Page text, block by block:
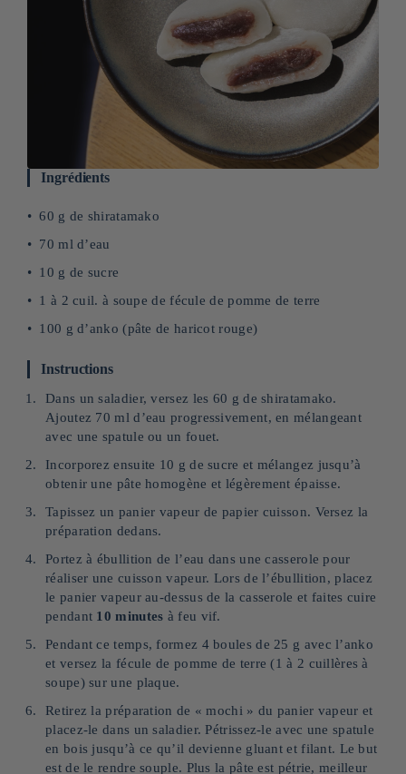
Ingrédients
60 g de shiratamako
70 ml d’eau
10 g de sucre
1 à 2 cuil. à soupe de fécule de pomme de terre
100 g d’anko (pâte de haricot rouge)
Instructions
Dans un saladier, versez les 60 g de shiratamako.
Ajoutez 70 ml d’eau progressivement, en mélangeant
avec une spatule ou un fouet.
Incorporez ensuite 10 g de sucre et mélangez jusqu’à
obtenir une pâte homogène et légèrement épaisse.
Tapissez un panier vapeur de papier cuisson. Versez la
préparation dedans.
Portez à ébullition de l’eau dans une casserole pour
réaliser une cuisson vapeur. Lors de l’ébullition, placez
le panier vapeur au-dessus de la casserole et faites cuire
pendant 10 minutes à feu vif.
Pendant ce temps, formez 4 boules de 25 g avec l’anko
et versez la fécule de pomme de terre (1 à 2 cuillères à
soupe) sur une plaque.
Retirez la préparation de « mochi » du panier vapeur et
placez-le dans un saladier. Pétrissez-le avec une spatule
en bois jusqu’à ce qu’il devienne gluant et filant. Le but
est de le rendre souple. Plus la pâte est pétrie, meilleur